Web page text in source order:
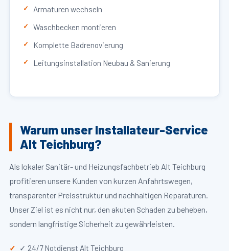
Armaturen wechseln
Waschbecken montieren
Komplette Badrenovierung
Leitungsinstallation Neubau & Sanierung
Warum unser Installateur-Service
Alt Teichburg?
Als lokaler Sanitär- und Heizungsfachbetrieb Alt Teichburg
profitieren unsere Kunden von kurzen Anfahrtswegen,
transparenter Preisstruktur und nachhaltigen Reparaturen.
Unser Ziel ist es nicht nur, den akuten Schaden zu beheben,
sondern langfristige Sicherheit zu gewährleisten.
✓ 24/7 Notdienst Alt Teichburg